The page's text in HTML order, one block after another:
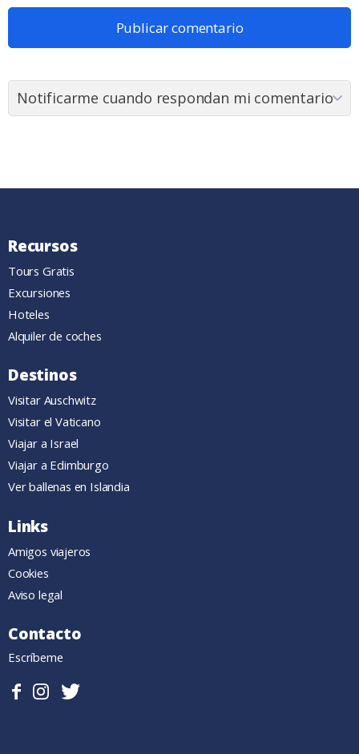
Recursos
Tours Gratis
Excursiones
Hoteles
Alquiler de coches
Destinos
Visitar Auschwitz
Visitar el Vaticano
Viajar a Israel
Viajar a Edimburgo
Ver ballenas en Islandia
Links
Amigos viajeros
Cookies
Aviso legal
Contacto
Escríbeme
Sigueme
FollowFollow